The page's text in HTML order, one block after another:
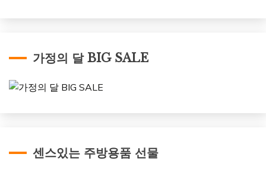
가정의 달 BIG SALE
센스있는 주방용품 선물